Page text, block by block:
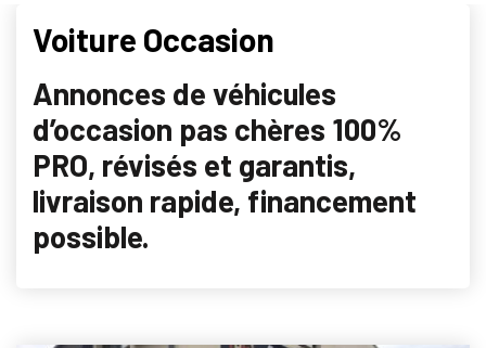
Voiture Occasion
Annonces de véhicules
d’occasion pas chères 100%
PRO, révisés et garantis,
livraison rapide, financement
possible.